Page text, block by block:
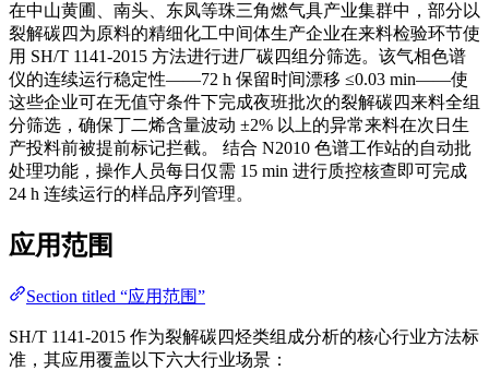
在中山黄圃、南头、东凤等珠三角燃气具产业集群中，部分以
裂解碳四为原料的精细化工中间体生产企业在来料检验环节使
用 SH/T 1141-2015 方法进行进厂碳四组分筛选。该气相色谱
仪的连续运行稳定性——72 h 保留时间漂移 ≤0.03 min——使
这些企业可在无值守条件下完成夜班批次的裂解碳四来料全组
分筛选，确保丁二烯含量波动 ±2% 以上的异常来料在次日生
产投料前被提前标记拦截。 结合 N2010 色谱工作站的自动批
处理功能，操作人员每日仅需 15 min 进行质控核查即可完成
24 h 连续运行的样品序列管理。
应用范围
Section titled “应用范围”
SH/T 1141-2015 作为裂解碳四烃类组成分析的核心行业方法标
准，其应用覆盖以下六大行业场景：